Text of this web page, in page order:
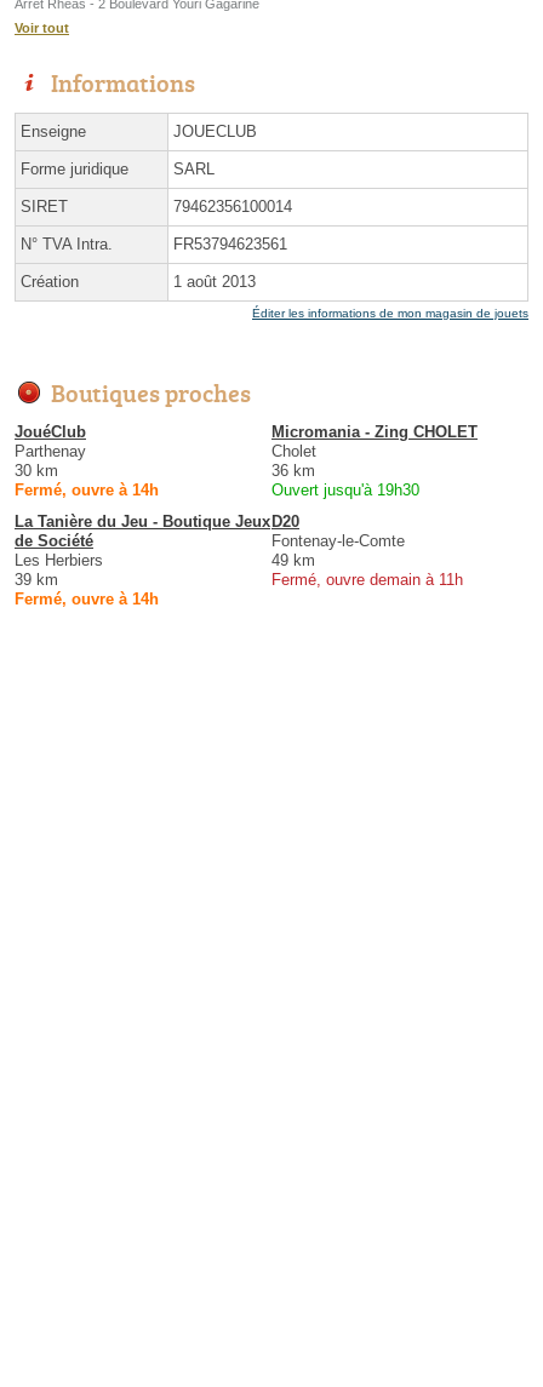
Arrêt Rhéas - 2 Boulevard Youri Gagarine
Voir tout
Informations
Enseigne JOUECLUB
Forme juridique SARL
SIRET 79462356100014
N° TVA Intra. FR53794623561
Création 1 août 2013
Éditer les informations de mon magasin de jouets
Boutiques proches
JouéClub
Parthenay
30 km
Fermé, ouvre à 14h
Micromania - Zing CHOLET
Cholet
36 km
Ouvert jusqu'à 19h30
La Tanière du Jeu - Boutique Jeux
de Société
Les Herbiers
39 km
Fermé, ouvre à 14h
D20
Fontenay-le-Comte
49 km
Fermé, ouvre demain à 11h